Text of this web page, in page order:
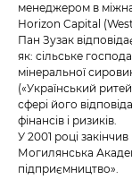
менеджером в
Horizon Capital
Пан Зузак
як: сільське
мінеральної
(«Український
сфері його
фінансів і ризиків.
У 2001 році
Могилянська
підприємництво».